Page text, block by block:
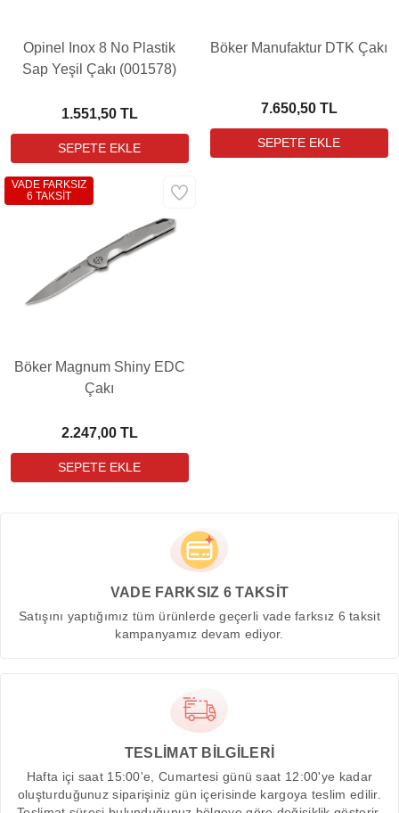
Opinel Inox 8 No Plastik
Sap Yeşil Çakı (001578)
1.551,50 TL
Böker Manufaktur DTK Çakı
7.650,50 TL
Böker Magnum Shiny EDC
Çakı
2.247,00 TL
VADE FARKSIZ
6 TAKSİT
VADE FARKSIZ 6 TAKSİT
Satışını yaptığımız tüm ürünlerde geçerli vade farksız 6 taksit
kampanyamız devam ediyor.
TESLİMAT BİLGİLERİ
Hafta içi saat 15:00'e, Cumartesi günü saat 12:00'ye kadar
oluşturduğunuz siparişiniz gün içerisinde kargoya teslim edilir.